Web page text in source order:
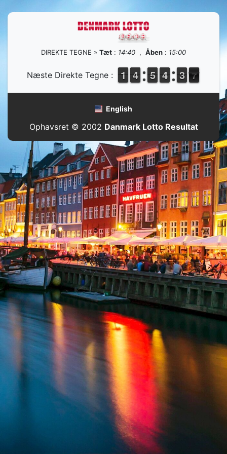
DIREKTE TEGNE » Tæt : 14:40 , Åben : 15:00
Næste Direkte Tegne : 1
1
1
1 3
3
4
4 4
4
5
5 3
3
4
4 4
3
3 7
6
6
English
Ophavsret © 2002 Danmark Lotto Resultat